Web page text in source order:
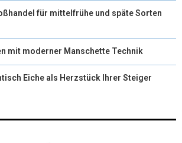
für mittelfrühe und späte Sorten
mit moderner Manschette Technik
Eiche als Herzstück Ihrer Steiger